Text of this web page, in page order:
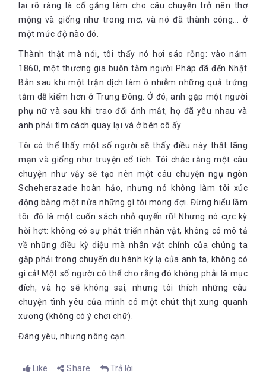
vợ bên kia đại dương đang ngày đêm mong mỏi chờ đợi. Cuộc
sống của chàng thêm một lần sóng gió, khi một ngày nọ,
những bức thư xa lạ từ đâu đó gửi đến, được viết kín bằng
Lụa – một truyện ngắn chứa đọng thủ pháp văn chương tuyệt
vời. Ngôn từ cô đọng, ngắn gọn với nhiều chi tiết được lựa chọn
kỹ càng.Trải dài suốt 160 trang sách là 65 chương, mỗi
chương chỉ thể hiện một vài trang ngắn ngủi nhưng nội dung
vẫn được đảm bảo, điều này chứng tỏ cái tài tình và sức nén ý
nghĩa khủng khiếp trong cách thể hiện của nhà văn
Alessandro Baricco. Ở đây chính là tình yêu mơ hồ, huyền
hoặc của Herve Joncour, một gã đàn ông luôn thấy mình cô
đơn dù cho chàng đang sống hạnh phúc nhất.
Tại sao Alessandro Baricco lại đặt cho tác phẩm của mình
Lụa, một cái tên mang đậm dấu ấn của phương Đông, một
từ mà khi cất lên thôi đã toát lên vẻ huyền bí. Sợi chỉ đỏ đưa
các cặp uyên ương đến với nhau dù xa cách nghìn dặm, còn
lụa, lụa thì sao?Lụamà ý nghĩa gieo duyên nào trong một tình
cảnh ngang trái như thế.
Alessandro Baricco miêu tả về thứ lụa nơi tận cùng thế giới
nhẹ đến mức không cảm thấy trên bàn tay, mát như một dòng
nước trong lành. Vẻ đẹp ái nữ kia phải chăng cũng kỳ diệu như
vậy, dù là lơ lửng giữ thinh không vẫn khiến gã trai quyến luyến
không ngừng. Hóa ra tấm lụa kia là ranh giới mong manh của
sự chung thủy trong tấm lòng đàn ông.
Herve có thể dễ dàng cảm mến một người đàn bà khác dù anh
đang ngồi trên lưng hổ, chỉ sơ sẩy thôi là sẽ mất mạng nơi đất
thời đã tố cáo lòng dạ dễ dàng đổi thay của Herve. Bởi khi ấy,
tình cảm kia sao vừa đẹp đẽ đến lạ, mà cũng vừa đáng khinh
lại rõ ràng là cố gắng làm cho câu chuyện trở nên thơ
mộng và giống như trong mơ, và nó đã thành công... ở
một mức độ nào đó.
Thành thật mà nói, tôi thấy nó hơi sáo rỗng: vào năm
1860, một thương gia buôn tằm người Pháp đã đến Nhật
Bản sau khi một trận dịch làm ô nhiễm những quả trứng
tằm dễ kiếm hơn ở Trung Đông. Ở đó, anh gặp một người
phụ nữ và sau khi trao đổi ánh mắt, họ đã yêu nhau và
anh phải tìm cách quay lại và ở bên cô ấy.
Tôi có thể thấy một số người sẽ thấy điều này thật lãng
mạn và giống như truyện cổ tích. Tôi chắc rằng một câu
chuyện như vậy sẽ tạo nên một câu chuyện ngụ ngôn
Scheherazade hoàn hảo, nhưng nó không làm tôi xúc
động bằng một nửa những gì tôi mong đợi. Đừng hiểu lầm
tôi: đó là một cuốn sách nhỏ quyến rũ! Nhưng nó cực kỳ
hời hợt: không có sự phát triển nhân vật, không có mô tả
về những điều kỳ diệu mà nhân vật chính của chúng ta
gặp phải trong chuyến du hành kỳ lạ của anh ta, không có
gì cả! Một số người có thể cho rằng đó không phải là mục
đích, và họ sẽ không sai, nhưng tôi thích những câu
chuyện tình yêu của mình có một chút thịt xung quanh
xương (không có ý chơi chữ).
Đáng yêu, nhưng nông cạn.
Like Share Trả lời